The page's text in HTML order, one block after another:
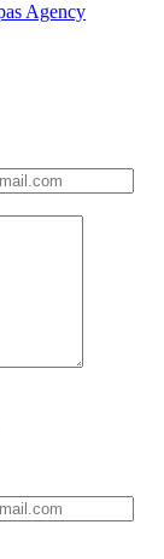
Agency